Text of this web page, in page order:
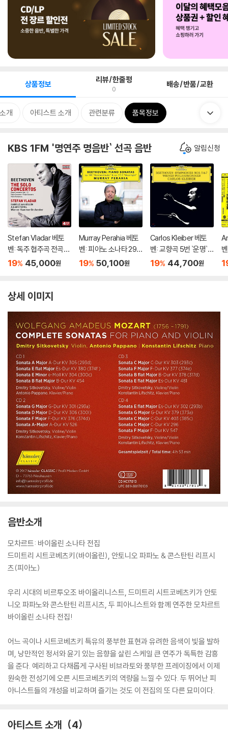
상품정보 리뷰/한줄평
0 배송/반품/교환
개 아티스트 소개 관련분류 품목정보
KBS 1FM '명연주 명음반` 선곡 음반 알림신청
Stefan Vladar 베토
벤: 독주 협주곡 전곡집
(Beethoven:The So
스트라
19% 45,000원
Murray Perahia 베토
벤: 피아노 소나타 29
번 '함머클라비어', 14
19% 50,100원
Carlos Kleiber 베토
벤: 교향곡 5번 `운명`,
7번 - 카를로스 클라이
19% 44,700원
상세 이미지
음반소개
모차르트: 바이올린 소나타 전집
드미트리 시트코베츠키(바이올린), 안토니오 파파노 & 콘스탄틴 리프시
츠(피아노)
우리 시대의 비르투오조 바이올리니스트, 드미트리 시트코베츠키가 안토
니오 파파노와 콘스탄틴 리프시츠, 두 피아니스트와 함께 연주한 모차르트
바이올린 소나타 전집!
어느 곡이나 시트코베츠키 특유의 풍부한 표현과 유려한 음색이 빛을 발하
며, 낭만적인 정서와 윤기 있는 음향을 살린 스케일 큰 연주가 독특한 감흥
을 준다. 예리하고 다채롭게 구사된 비브라토와 풍부한 프레이징에서 이제
원숙한 전성기에 오른 시트코베츠키의 역량을 느낄 수 있다. 두 뛰어난 피
아니스트들의 개성을 비교하며 즐기는 것도 이 전집의 또 다른 묘미이다.
아티스트 소개 4